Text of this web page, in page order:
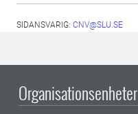
SIDANSVARIG: CNV@SLU.SE
Organisationsenheter